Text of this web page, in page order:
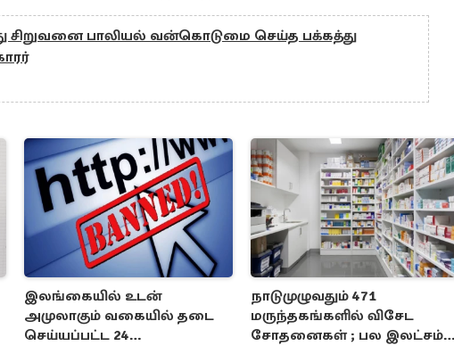
சிறுவனை பாலியல் வன்கொடுமை செய்த பக்கத்து
இலங்கையில் உடன்
அமுலாகும் வகையில் தடை
செய்யப்பட்ட 24
நாடுமுழுவதும் 471
மருந்தகங்களில் விசேட
சோதனைகள் ; பல இலட்சம்